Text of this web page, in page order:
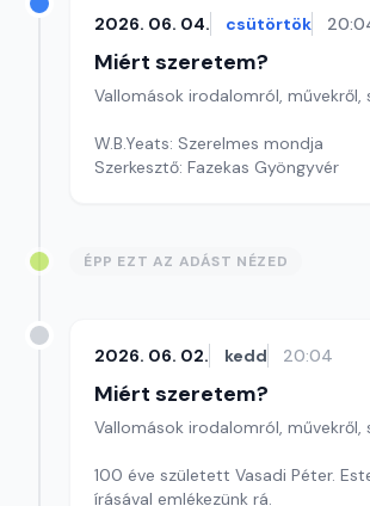
2026. 06. 04. csütörtök
Miért szeretem?
Vallomások irodalomról, művekről,
W.B.Yeats: Szerelmes mondja
Szerkesztő: Fazekas Gyöngyvér
ÉPP EZT AZ ADÁST NÉZED
2026. 06. 02. kedd 20:04
Miért szeretem?
Vallomások irodalomról, művekről,
100 éve született Vasadi Péter.
írásával emlékezünk rá.